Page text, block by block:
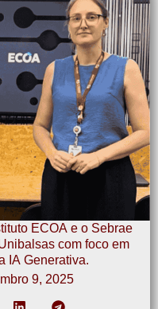
ECOA e o Sebrae
com foco em
IA Generativa.
9, 2025